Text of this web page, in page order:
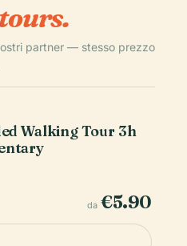
tours.
partner — stesso prezzo
Walking Tour 3h
da €5.90